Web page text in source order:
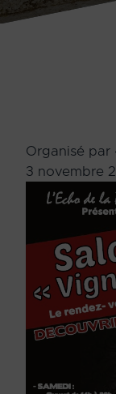
Organisé par
3 novembre